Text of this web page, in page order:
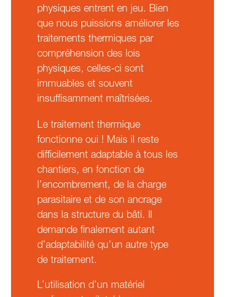
physiques entrent en jeu. Bien
que nous puissions améliorer les
traitements thermiques par
compréhension des lois
physiques, celles-ci sont
immuables et souvent
insuffisamment maîtrisées.
Le traitement thermique
fonctionne oui ! Mais il reste
difficilement adaptable à tous les
chantiers, en fonction de
l’encombrement, de la charge
parasitaire et de son ancrage
dans la structure du bâti. Il
demande finalement autant
d’adaptabilité qu’un autre type
de traitement.
L’utilisation d’un matériel